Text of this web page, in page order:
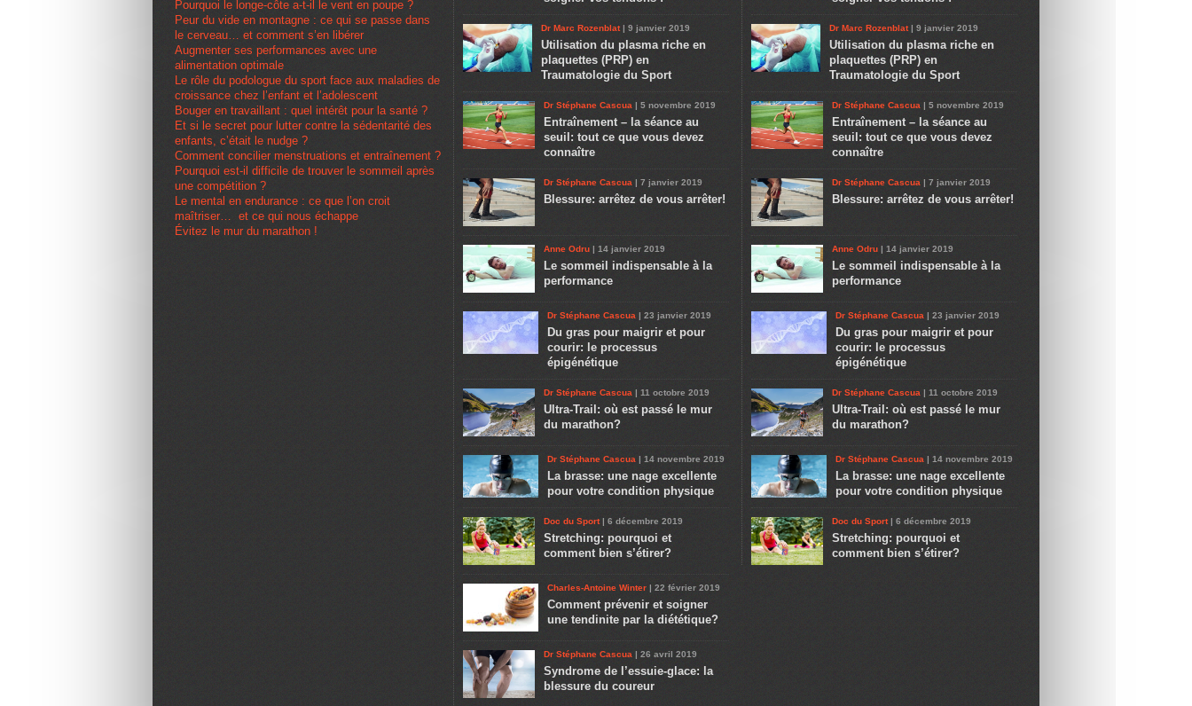
Pourquoi le longe-côte a-t-il le vent en poupe ?
Peur du vide en montagne : ce qui se passe dans
le cerveau… et comment s’en libérer
Augmenter ses performances avec une
alimentation optimale
Le rôle du podologue du sport face aux maladies de
croissance chez l’enfant et l’adolescent
Bouger en travaillant : quel intérêt pour la santé ?
Et si le secret pour lutter contre la sédentarité des
enfants, c’était le nudge ?
Comment concilier menstruations et entraînement ?
Pourquoi est-il difficile de trouver le sommeil après
une compétition ?
Le mental en endurance : ce que l’on croit
maîtriser… et ce qui nous échappe
Évitez le mur du marathon !
Dr Marc Rozenblat| 9 janvier 2019
Utilisation du plasma riche en
plaquettes (PRP) en
Traumatologie du Sport
Dr Stéphane Cascua | 5 novembre 2019
Entraînement – la séance au
seuil: tout ce que vous devez
connaître
Dr Stéphane Cascua | 7 janvier 2019
Blessure: arrêtez de vous arrêter!
Anne Odru | 14 janvier 2019
Le sommeil indispensable à la
performance
Dr Stéphane Cascua | 23 janvier 2019
Du gras pour maigrir et pour
courir: le processus
épigénétique
Dr Stéphane Cascua | 11 octobre 2019
Ultra-Trail: où est passé le mur
du marathon?
Dr Stéphane Cascua | 14 novembre 2019
La brasse: une nage excellente
pour votre condition physique
Doc du Sport| 6 décembre 2019
Stretching: pourquoi et
comment bien s’étirer?
Charles-Antoine Winter | 22 février 2019
Comment prévenir et soigner
une tendinite par la diététique?
Dr Stéphane Cascua | 26 avril 2019
Syndrome de l’essuie-glace: la
blessure du coureur
Dr Marc Rozenblat| 9 janvier 2019
Utilisation du plasma riche en
plaquettes (PRP) en
Traumatologie du Sport
Dr Stéphane Cascua | 5 novembre 2019
Entraînement – la séance au
seuil: tout ce que vous devez
connaître
Dr Stéphane Cascua | 7 janvier 2019
Blessure: arrêtez de vous arrêter!
Anne Odru | 14 janvier 2019
Le sommeil indispensable à la
performance
Dr Stéphane Cascua | 23 janvier 2019
Du gras pour maigrir et pour
courir: le processus
épigénétique
Dr Stéphane Cascua | 11 octobre 2019
Ultra-Trail: où est passé le mur
du marathon?
Dr Stéphane Cascua | 14 novembre 2019
La brasse: une nage excellente
pour votre condition physique
Doc du Sport| 6 décembre 2019
Stretching: pourquoi et
comment bien s’étirer?